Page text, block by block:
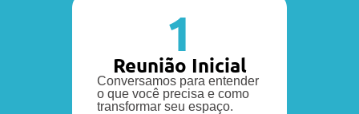
1
Reunião Inicial
Conversamos para entender
o que você precisa e como
transformar seu espaço.